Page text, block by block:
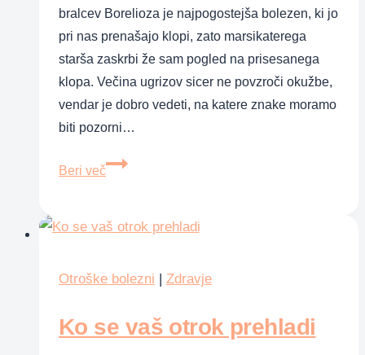
bralcev Borelioza je najpogostejša bolezen, ki jo
pri nas prenašajo klopi, zato marsikaterega
starša zaskrbi že sam pogled na prisesanega
klopa. Večina ugrizov sicer ne povzroči okužbe,
vendar je dobro vedeti, na katere znake moramo
biti pozorni…
Beri več
Borelioza
kako
prepoznati
ukrepati
Otroške bolezni | Zdravje
Ko se vaš otrok prehladi